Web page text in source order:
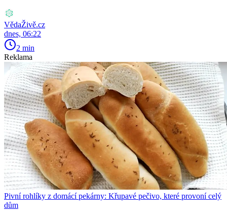
VědaŽivě.cz
dnes, 06:22
2 min
Reklama
Pivní rohlíky z domácí pekárny: Křupavé pečivo, které provoní celý
dům